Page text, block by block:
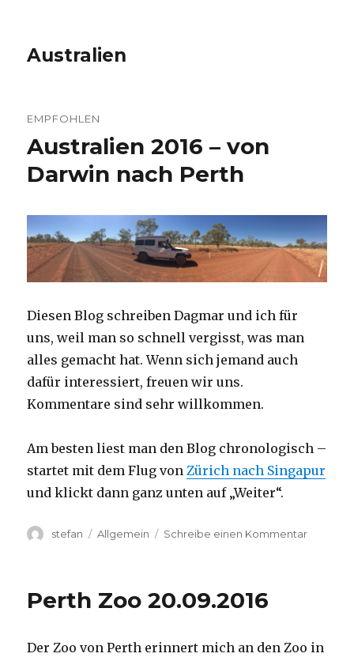
Australien
EMPFOHLEN
Australien 2016 – von
Darwin nach Perth
Diesen Blog schreiben Dagmar und ich für
uns, weil man so schnell vergisst, was man
alles gemacht hat. Wenn sich jemand auch
dafür interessiert, freuen wir uns.
Kommentare sind sehr willkommen.
Am besten liest man den Blog chronologisch –
startet mit dem Flug vonZürich nach Singapur
und klickt dann ganz unten auf „Weiter“.
Autor
stefan Kategorien
Allgemein Schreibe einen Kommentarzu
Perth
Perth Zoo 20.09.2016
Der Zoo von Perth erinnert mich an den Zoo in